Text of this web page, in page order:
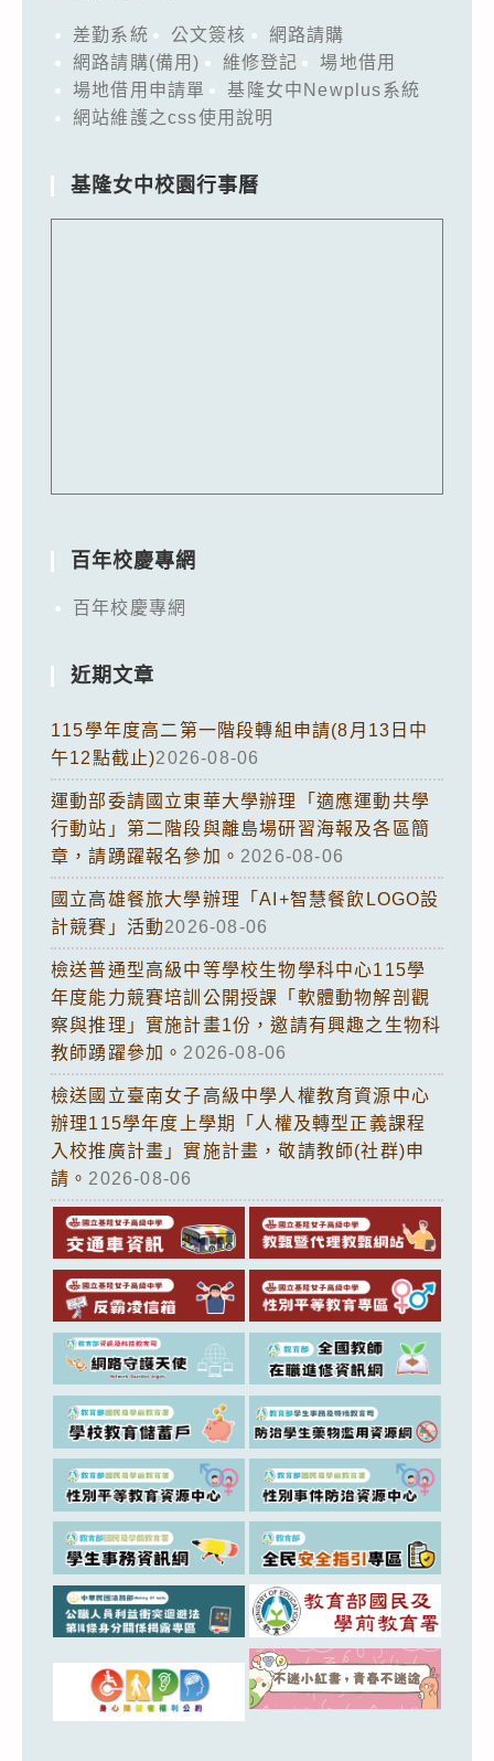
差勤系統 公文簽核
網路請購
網路請購(備用)
維修登記
場地借用
場地借用申請單
基隆女中Newplus系統
網站維護之css使用說明
基隆女中校園行事曆
百年校慶專網
百年校慶專網
近期文章
115學年度高二第一階段轉組申請(8月13日中
午12點截止)2026-08-06
運動部委請國立東華大學辦理「適應運動共學
行動站」第二階段與離島場研習海報及各區簡
章，請踴躍報名參加。 2026-08-06
國立高雄餐旅大學辦理「AI+智慧餐飲LOGO設
計競賽」活動2026-08-06
檢送普通型高級中等學校生物學科中心115學
年度能力競賽培訓公開授課「軟體動物解剖觀
察與推理」實施計畫1份，邀請有興趣之生物科
教師踴躍參加。 2026-08-06
檢送國立臺南女子高級中學人權教育資源中心
辦理115學年度上學期「人權及轉型正義課程
入校推廣計畫」實施計畫，敬請教師(社群)申
請。 2026-08-06